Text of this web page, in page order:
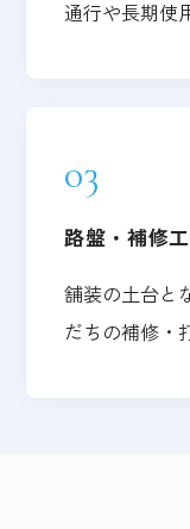
通行や長期使
03
路盤・補修
舗装の土台と
だちの補修・